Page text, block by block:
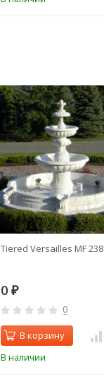
Tiered Versailles MF 238
0 ₽
0
В корзину
В наличии